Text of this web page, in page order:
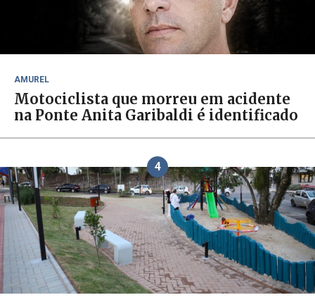
AMUREL
Motociclista que morreu em acidente
na Ponte Anita Garibaldi é identificado
4